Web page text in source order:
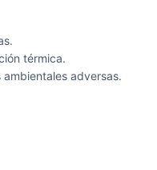
térmica.
adversas.